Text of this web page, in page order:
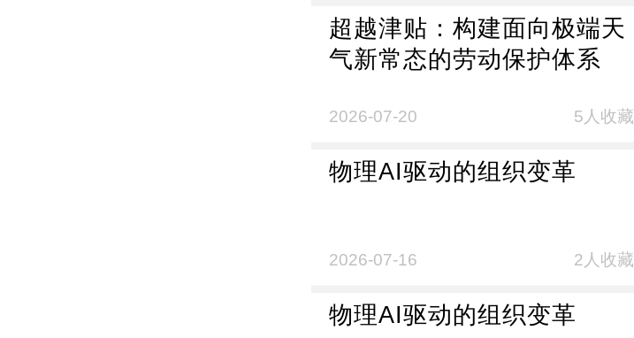
超越津贴：构建面向极端天
气新常态的劳动保护体系
2026-07-20 5人收藏
物理AI驱动的组织变革
2026-07-16 2人收藏
物理AI驱动的组织变革